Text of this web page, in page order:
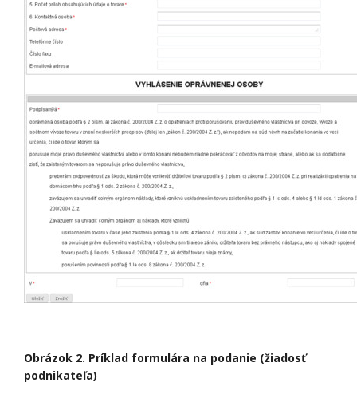
Obrázok 2. Príklad formulára na podanie (žiadosť
podnikateľa)